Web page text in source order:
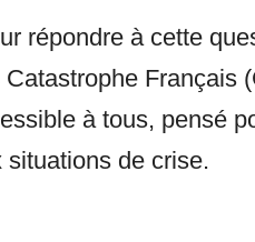
répondre à cette
Catastrophe Français
à tous, pensé
situations de crise.